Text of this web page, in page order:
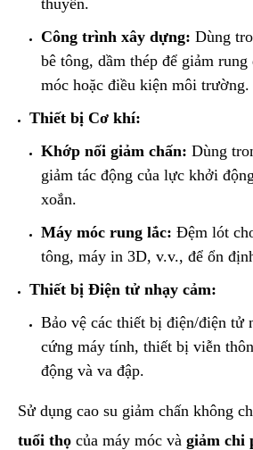
Công trình xây dựng: Dùng
bê tông, dầm thép để giảm
móc hoặc điều kiện môi trường.
Thiết bị Cơ khí:
Khớp nối giảm chấn: Dùng
giảm tác động của lực khởi
xoắn.
Máy móc rung lắc: Đệm lót
tông, máy in 3D, v.v., để ổn
Thiết bị Điện tử nhạy cảm:
​Bảo vệ các thiết bị điện/điện tử
cứng máy tính, thiết bị viễn
động và va đập.
​Sử dụng cao su giảm chấn không
tuổi thọ của máy móc và giảm chi